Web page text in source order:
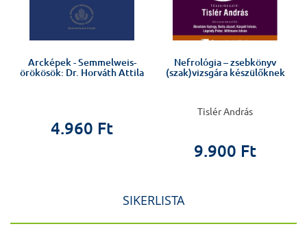
Arcképek - Semmelweis-
örökösök: Dr. Horváth Attila
4.960 Ft
Nefrológia – zsebkönyv
(szak)vizsgára készülőknek
Tislér András
9.900 Ft
SIKERLISTA